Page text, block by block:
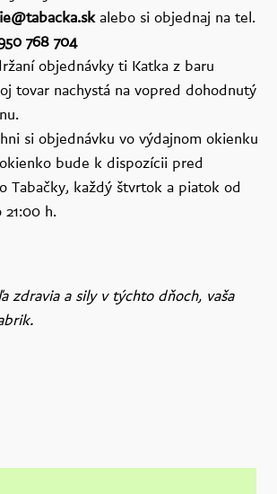
alebo si objednaj na tel.
768 704
objednávky ti Katka z baru
tovar nachystá na vopred dohodnutý
si objednávku vo výdajnom okienku
bude k dispozícii pred
Tabačky, každý štvrtok a piatok od
21:00 h.
zdravia a sily v týchto dňoch, vaša